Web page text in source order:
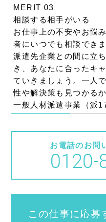
MERIT 03
相談する相手がいる
お仕事上の不安やお悩
者にいつでも相談できま
派遣先企業との間に立
き、あなたに合ったキ
ていきましょう。一人
性や解決策も見つかる
一般人材派遣事業（派
お電話のお問
0120-
この仕事に応募